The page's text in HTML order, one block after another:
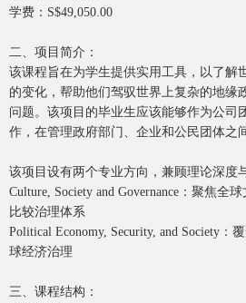
学费：S$49,050.00
二、项目简介：
该课程旨在为学生提供实用工具，以了解
的变化，帮助他们驾驭世界上复杂的地缘
问题。该项目的毕业生应该能够作为公司
作，在管理政府部门、企业和公民团体之
该项目设有两个专业方向，兼顾理论深度
Culture, Society and Governance：聚焦全
比较治理体系
Political Economy, Security, and Society：
球经济治理
三、课程结构：